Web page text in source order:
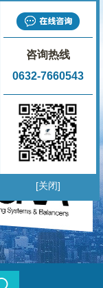
咨询热线
0632-7660543
[关闭]